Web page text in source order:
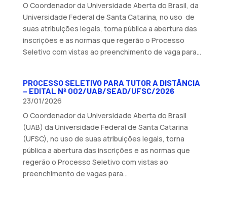
O Coordenador da Universidade Aberta do Brasil, da
Universidade Federal de Santa Catarina, no uso de
suas atribuições legais, torna pública a abertura das
inscrições e as normas que regerão o Processo
Seletivo com vistas ao preenchimento de vaga para...
PROCESSO SELETIVO PARA TUTOR A DISTÂNCIA
– EDITAL Nº 002/UAB/SEAD/UFSC/2026
23/01/2026
O Coordenador da Universidade Aberta do Brasil
(UAB) da Universidade Federal de Santa Catarina
(UFSC), no uso de suas atribuições legais, torna
pública a abertura das inscrições e as normas que
regerão o Processo Seletivo com vistas ao
preenchimento de vagas para...